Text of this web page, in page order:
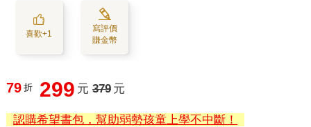
喜歡+1
寫評價
賺金幣
79 折 299 元 379 元
認購希望書包，幫助弱勢孩童上學不中斷！